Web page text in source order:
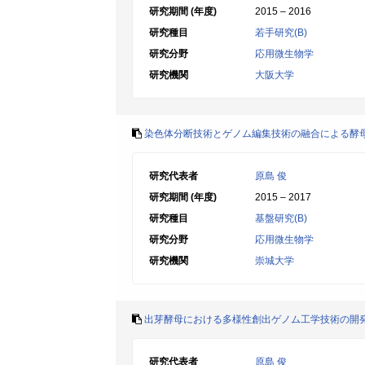
研究期間 (年度)
2015 – 2016
研究種目
若手研究(B)
研究分野
応用微生物学
研究機関
大阪大学
染色体分断技術とゲノム編集技術の融合による酵
研究代表者
原島 俊
研究期間 (年度)
2015 – 2017
研究種目
基盤研究(B)
研究分野
応用微生物学
研究機関
崇城大学
出芽酵母における多様性創出ゲノム工学技術の開
研究代表者
原島 俊